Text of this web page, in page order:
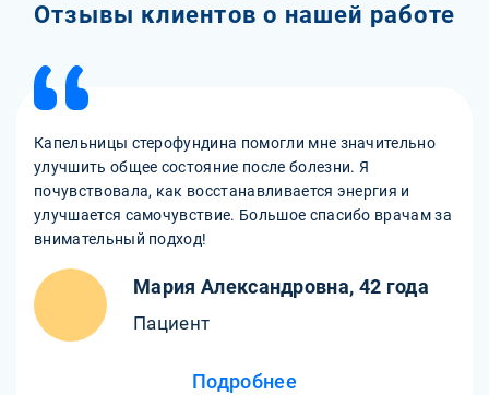
Отзывы клиентов о нашей работе
Капельницы стерофундина помогли мне значительно
улучшить общее состояние после болезни. Я
почувствовала, как восстанавливается энергия и
улучшается самочувствие. Большое спасибо врачам за
внимательный подход!
Мария Александровна, 42 года
Пациент
Подробнее